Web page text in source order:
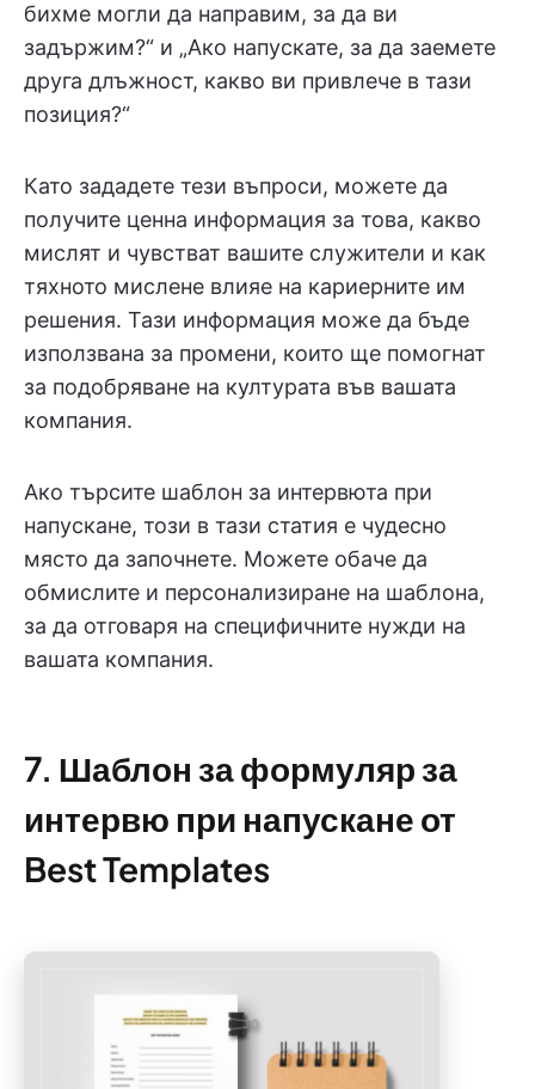
бихме могли да направим, за да ви
задържим?“ и „Ако напускате, за да заемете
друга длъжност, какво ви привлече в тази
позиция?“
Като зададете тези въпроси, можете да
получите ценна информация за това, какво
мислят и чувстват вашите служители и как
тяхното мислене влияе на кариерните им
решения. Тази информация може да бъде
използвана за промени, които ще помогнат
за подобряване на културата във вашата
компания.
Ако търсите шаблон за интервюта при
напускане, този в тази статия е чудесно
място да започнете. Можете обаче да
обмислите и персонализиране на шаблона,
за да отговаря на специфичните нужди на
вашата компания.
7. Шаблон за формуляр за
интервю при напускане от
Best Templates